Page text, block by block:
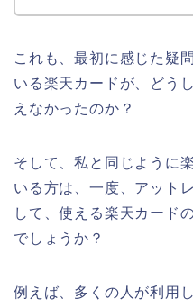
これも、最初に感じた疑
いる楽天カードが、どう
えなかったのか？
そして、私と同じように
いる方は、一度、アット
して、使える楽天カード
でしょうか？
例えば、多くの人が利用